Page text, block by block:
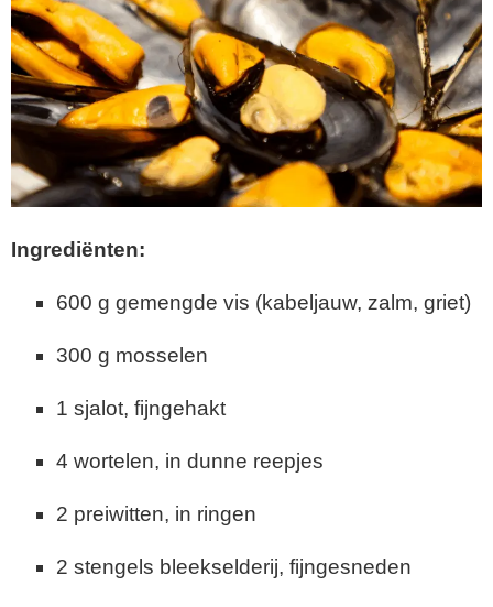
Ingrediënten:
600 g gemengde vis (kabeljauw, zalm, griet)
300 g mosselen
1 sjalot, fijngehakt
4 wortelen, in dunne reepjes
2 preiwitten, in ringen
2 stengels bleekselderij, fijngesneden